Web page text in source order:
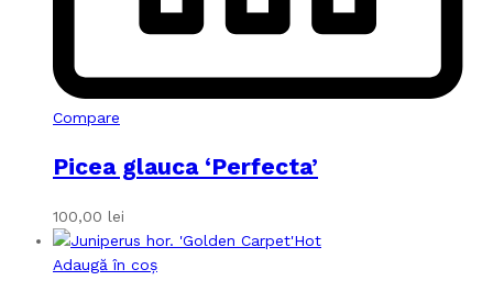
Compare
Picea glauca ‘Perfecta’
100,00 lei
Hot
Adaugă în coș